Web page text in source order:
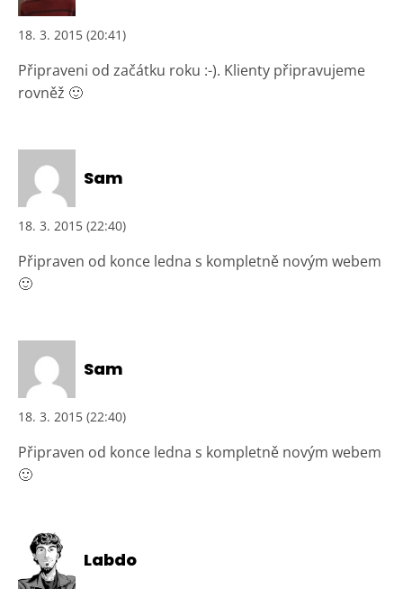
18. 3. 2015 (20:41)
Připraveni od začátku roku :-). Klienty připravujeme
rovněž 🙂
Sam
18. 3. 2015 (22:40)
Připraven od konce ledna s kompletně novým webem
🙂
Sam
18. 3. 2015 (22:40)
Připraven od konce ledna s kompletně novým webem
🙂
Labdo